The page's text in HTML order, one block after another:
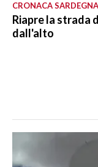
CRONACA SARDEGNA
Riapre la strada
dall'alto